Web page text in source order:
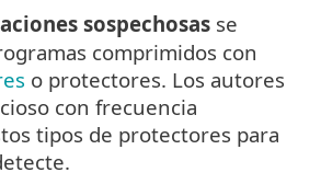
sospechosas se
comprimidos con
o protectores. Los autores
con frecuencia
tipos de protectores para